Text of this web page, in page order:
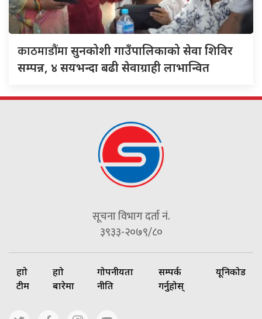
काठमाडौंमासुनकोशी गाउँपालिकाको सेवा शिविर
सम्पन्न, ४ सयभन्दा बढी सेवाग्राही लाभान्वित
सूचना विभाग दर्ता नं.
३९३३-२०७९/८०
हाम्रो
टीम
हाम्रो
बारेमा
गोपनीयता
नीति
सम्पर्क
गर्नुहोस्
यूनिकोड